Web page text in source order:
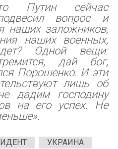
Путин сейчас
вопрос и
наших заложников,
наших военных,
Одной вещи:
дай бог,
Порошенко. И эти
лишь об
дадим господину
на его успех. Не
УКРАИНА